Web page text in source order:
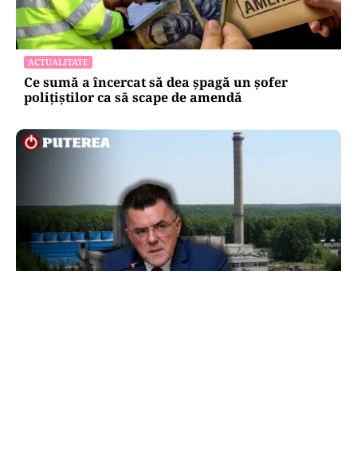
ACTUALITATE
Ce sumă a încercat să dea șpagă un șofer
polițiștilor ca să scape de amendă